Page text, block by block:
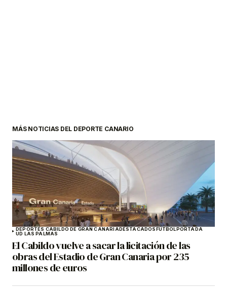
MÁS NOTICIAS DEL DEPORTE CANARIO
DEPORTES CABILDO DE GRAN CANARIADESTACADOSFÚTBOLPORTADA
UD LAS PALMAS
El Cabildo vuelve a sacar la licitación de las
obras del Estadio de Gran Canaria por 235
millones de euros